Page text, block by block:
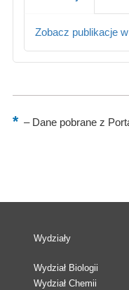
Zobacz publikacje
–Dane pobrane z
Wydziały
Wydział Biologii
Wydział Chemii